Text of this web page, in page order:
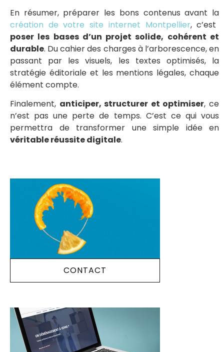
En résumer, préparer les bons contenus avant la
création de votre site internet Montpellier, c’est
poser les bases d’un projet solide, cohérent et
durable. Du cahier des charges à l’arborescence, en
passant par les visuels, les textes optimisés, la
stratégie éditoriale et les mentions légales, chaque
élément compte.
Finalement, anticiper, structurer et optimiser, ce
n’est pas une perte de temps. C’est ce qui vous
permettra de transformer une simple idée en
véritable réussite digitale.
CONTACT